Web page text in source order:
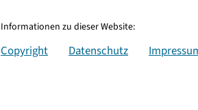
Informationen zu dieser Website:
Copyright Datenschutz